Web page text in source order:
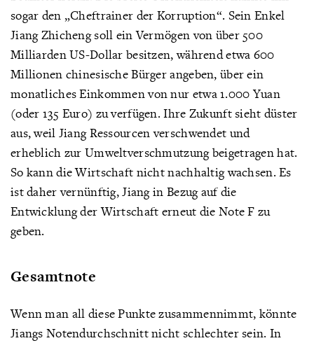
sogar den „Cheftrainer der Korruption“. Sein Enkel
Jiang Zhicheng soll ein Vermögen von über 500
Milliarden US-Dollar besitzen, während etwa 600
Millionen chinesische Bürger angeben, über ein
monatliches Einkommen von nur etwa 1.000 Yuan
(oder 135 Euro) zu verfügen. Ihre Zukunft sieht düster
aus, weil Jiang Ressourcen verschwendet und
erheblich zur Umweltverschmutzung beigetragen hat.
So kann die Wirtschaft nicht nachhaltig wachsen. Es
ist daher vernünftig, Jiang in Bezug auf die
Entwicklung der Wirtschaft erneut die Note F zu
geben.
Gesamtnote
Wenn man all diese Punkte zusammennimmt, könnte
Jiangs Notendurchschnitt nicht schlechter sein. In